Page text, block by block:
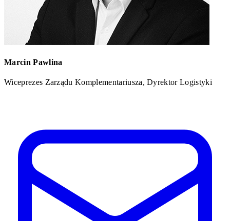
Marcin Pawlina
Wiceprezes Zarządu Komplementariusza, Dyrektor Logistyki